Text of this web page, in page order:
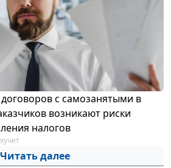
с самозанятыми в
возникают риски
налогов
Читать далее